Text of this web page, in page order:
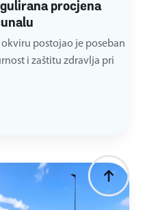
procjena
postojao je poseban
i zaštitu zdravlja pri